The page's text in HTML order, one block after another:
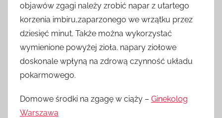
objawów zgagi należy zrobić napar z utartego
korzenia imbiru,zaparzonego we wrzątku przez
dziesięć minut. Także można wykorzystać
wymienione powyżej zioła. napary ziołowe
doskonale wpłyną na zdrową czynność układu
pokarmowego.
Domowe środki na zgagę w ciąży – Ginekolog
Warszawa